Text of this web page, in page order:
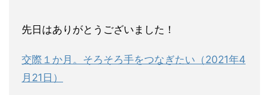
先日はありがとうございました！
交際１か月。そろそろ手をつなぎたい（2021年4
月21日）